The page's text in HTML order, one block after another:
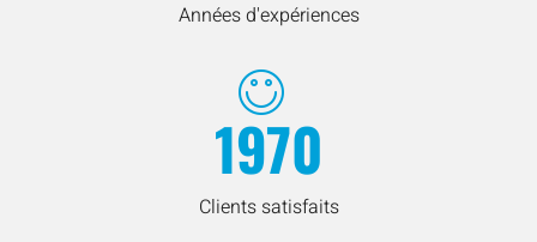
Années d'expériences
1970
Clients satisfaits